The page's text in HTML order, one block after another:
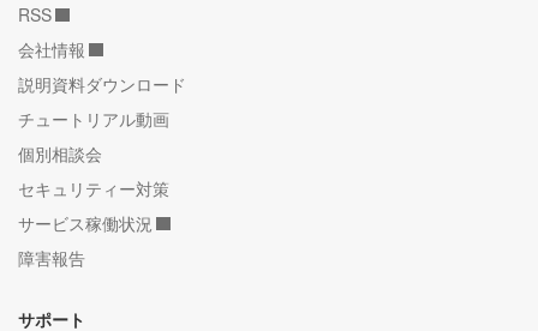
RSS
会社情報
説明資料ダウンロード
チュートリアル動画
個別相談会
セキュリティー対策
サービス稼働状況
障害報告
サポート